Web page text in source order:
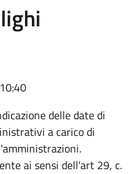
delle date di
a carico di
ai sensi dell'art 29, c.